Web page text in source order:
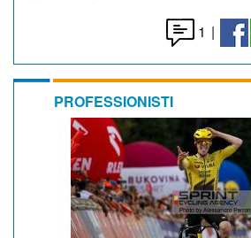
1 |
PROFESSIONISTI